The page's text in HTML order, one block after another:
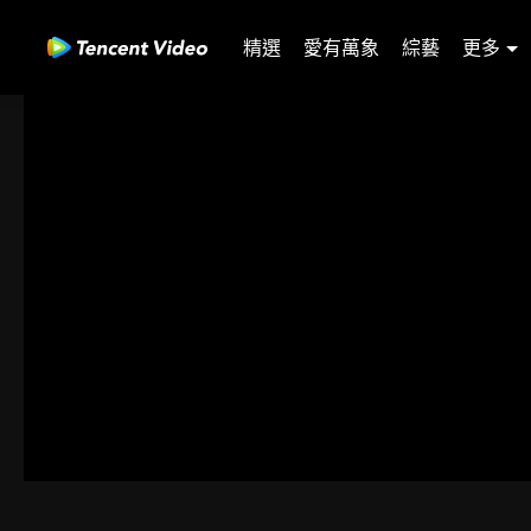
精選 愛有萬象 綜藝 更多